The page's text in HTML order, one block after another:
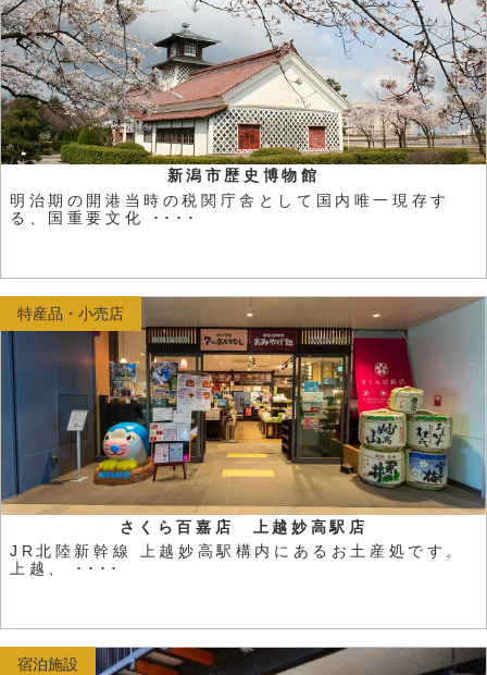
新潟市歴史博物館
明治期の開港当時の税関庁舎として国内唯一現存す
る、国重要文化 ････
さくら百嘉店 上越妙高駅店
JR北陸新幹線 上越妙高駅構内にあるお土産処です。
上越、 ････
特産品・小売店
宿泊施設